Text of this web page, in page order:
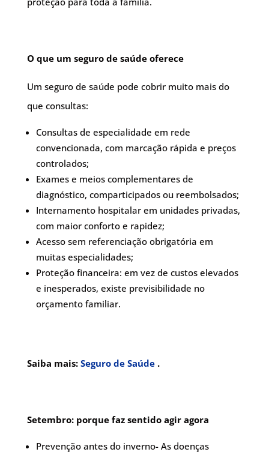
O que um seguro de saúde oferece
Um seguro de saúde pode cobrir muito mais do
que consultas:
Consultas de especialidade em rede
convencionada, com marcação rápida e preços
controlados;
Exames e meios complementares de
diagnóstico, comparticipados ou reembolsados;
Internamento hospitalar em unidades privadas,
com maior conforto e rapidez;
Acesso sem referenciação obrigatória em
muitas especialidades;
Proteção financeira: em vez de custos elevados
e inesperados, existe previsibilidade no
orçamento familiar.
Saiba mais: Seguro de Saúde .
Setembro: porque faz sentido agir agora
Prevenção antes do inverno- As doenças